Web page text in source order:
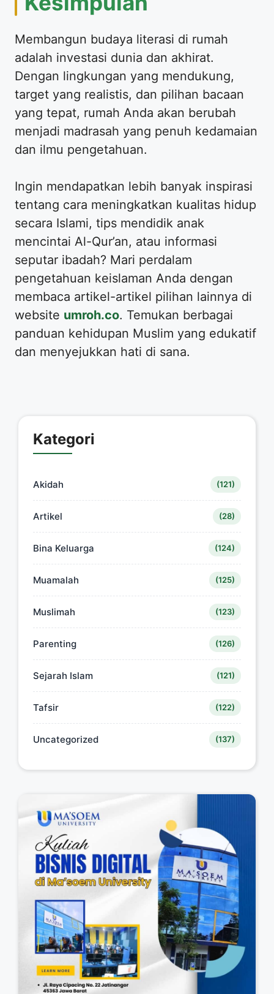
​Membangun budaya literasi di rumah
adalah investasi dunia dan akhirat.
Dengan lingkungan yang mendukung,
target yang realistis, dan pilihan bacaan
yang tepat, rumah Anda akan berubah
menjadi madrasah yang penuh kedamaian
dan ilmu pengetahuan.
​Ingin mendapatkan lebih banyak inspirasi
tentang cara meningkatkan kualitas hidup
secara Islami, tips mendidik anak
mencintai Al-Qur’an, atau informasi
seputar ibadah? Mari perdalam
pengetahuan keislaman Anda dengan
membaca artikel-artikel pilihan lainnya di
website umroh.co. Temukan berbagai
panduan kehidupan Muslim yang edukatif
dan menyejukkan hati di sana.
Kategori
Akidah (121)
Artikel (28)
Bina Keluarga (124)
Muamalah (125)
Muslimah (123)
Parenting (126)
Sejarah Islam (121)
Tafsir (122)
Uncategorized (137)